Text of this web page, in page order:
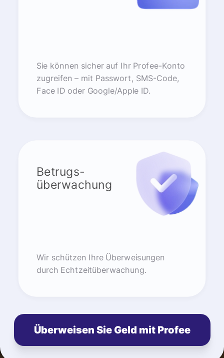
Sie können sicher auf Ihr Profee-Konto
zugreifen – mit Passwort, SMS-Code,
Face ID oder Google/Apple ID.
Betrugs-
überwachung
Wir schützen Ihre Überweisungen
durch Echtzeitüberwachung.
Überweisen Sie Geld mit Profee